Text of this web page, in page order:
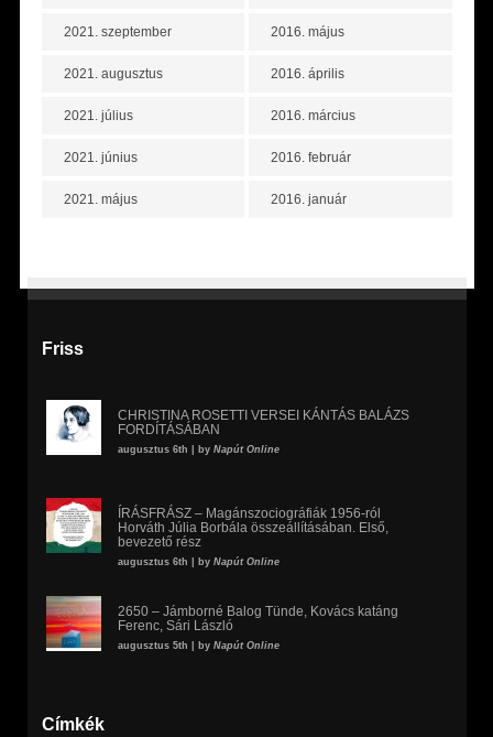
2021. szeptember
2021. augusztus
2021. július
2021. június
2021. május
2016. május
2016. április
2016. március
2016. február
2016. január
Friss
CHRISTINA ROSETTI VERSEI KÁNTÁS BALÁZS
FORDÍTÁSÁBAN
augusztus 6th | by Napút Online
ÍRÁSFRÁSZ – Magánszociográfiák 1956-ról
Horváth Júlia Borbála összeállításában. Első,
bevezető rész
augusztus 6th | by Napút Online
2650 – Jámborné Balog Tünde, Kovács katáng
Ferenc, Sári László
augusztus 5th | by Napút Online
Címkék